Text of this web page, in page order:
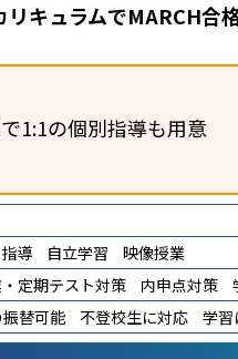
キュラムでMARCH合
1:1の個別指導も用意
導 自立学習
映像授業
定期テスト対策 内申点対策
替可能 不登校生に対応 学習